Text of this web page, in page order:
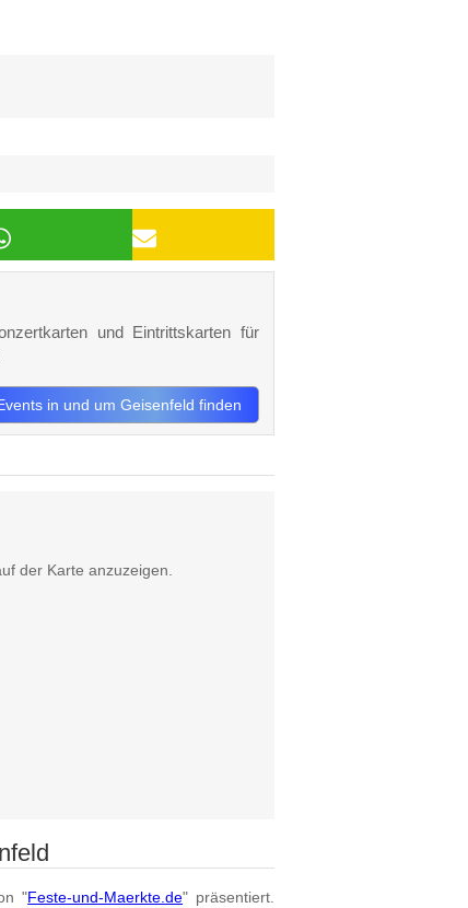
und Eintrittskarten für
in und um Geisenfeld finden
der Karte anzuzeigen.
"Feste-und-Maerkte.de" präsentiert.